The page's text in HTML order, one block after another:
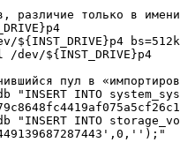
различие только в
пул в
INTO
INTO